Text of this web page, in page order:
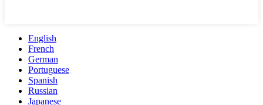
English
French
German
Portuguese
Spanish
Russian
Japanese